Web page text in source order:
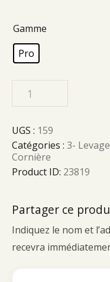
Gamme
Pro
UGS : 159
Catégories : 3- Levage
Cornière
Product ID: 23819
Partager ce
Indiquez le nom et
recevra